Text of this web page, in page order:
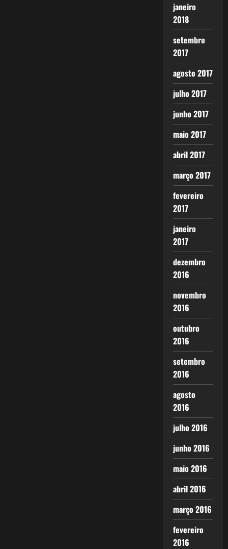
janeiro
2018
setembro
2017
agosto 2017
julho 2017
junho 2017
maio 2017
abril 2017
março 2017
fevereiro
2017
janeiro
2017
dezembro
2016
novembro
2016
outubro
2016
setembro
2016
agosto
2016
julho 2016
junho 2016
maio 2016
abril 2016
março 2016
fevereiro
2016